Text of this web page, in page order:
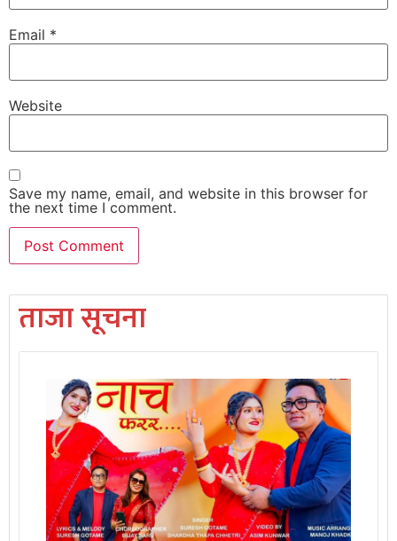
Email *
Website
Save my name, email, and website in this browser for
the next time I comment.
ताजा सूचना